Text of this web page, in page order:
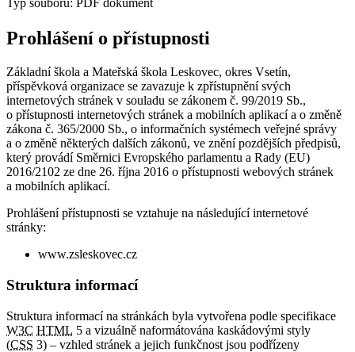
Prohlášení o přístupnosti
Základní škola a Mateřská škola Leskovec, okres Vsetín,
příspěvková organizace se zavazuje k zpřístupnění svých
internetových stránek v souladu se zákonem č. 99/2019 Sb.,
o přístupnosti internetových stránek a mobilních aplikací a o změně
zákona č. 365/2000 Sb., o informačních systémech veřejné správy
a o změně některých dalších zákonů, ve znění pozdějších předpisů,
který provádí Směrnici Evropského parlamentu a Rady (EU)
2016/2102 ze dne 26. října 2016 o přístupnosti webových stránek
a mobilních aplikací.
Prohlášení přístupnosti se vztahuje na následující internetové
stránky:
www.zsleskovec.cz
Struktura informací
Struktura informací na stránkách byla vytvořena podle specifikace
W3C HTML 5 a vizuálně naformátována kaskádovými styly
(CSS 3) – vzhled stránek a jejich funkčnost jsou podřízeny